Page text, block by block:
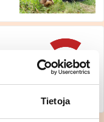
Tietoja